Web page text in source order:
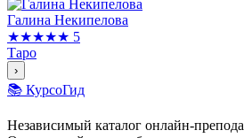
Галина Некипелова
★★★★★ 5
Таро
›
📚 КурсоГид
Независимый каталог онлайн-